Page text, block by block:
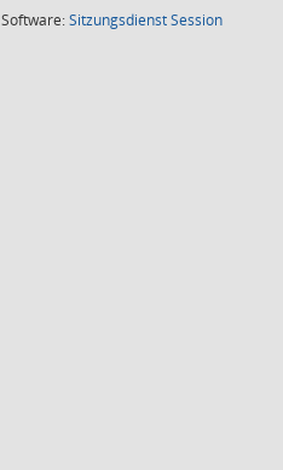
Software:SitzungsdienstSession(Wird in